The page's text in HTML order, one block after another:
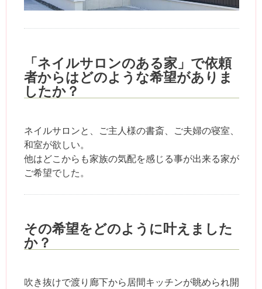
「ネイルサロンのある家」で依頼
者からはどのような希望がありま
したか？
ネイルサロンと、ご主人様の書斎、ご夫婦の寝室、
和室が欲しい。
他はどこからも家族の気配を感じる事が出来る家が
ご希望でした。
その希望をどのように叶えました
か？
吹き抜けで渡り廊下から居間キッチンが眺められ開